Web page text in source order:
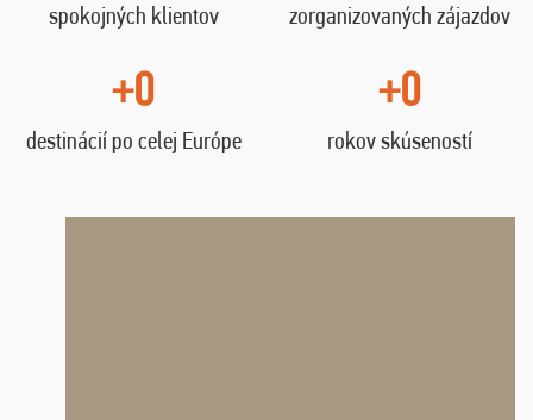
spokojných klientov zorganizovaných zájazdov
+0
destinácií po celej Európe
+0
rokov skúseností